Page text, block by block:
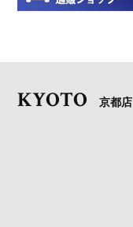
KYOTO 京都店